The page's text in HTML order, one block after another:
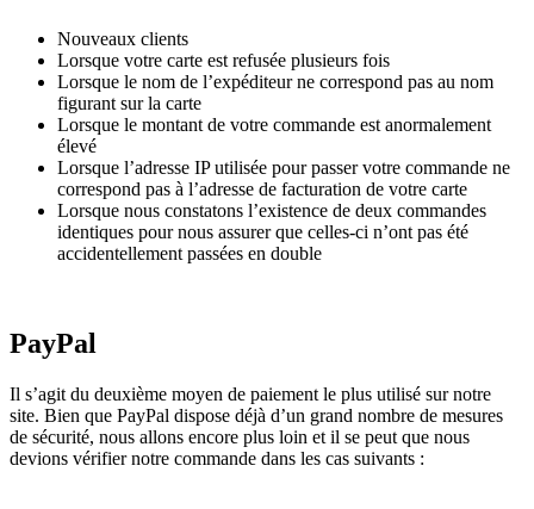
Nouveaux clients
Lorsque votre carte est refusée plusieurs fois
Lorsque le nom de l’expéditeur ne correspond pas au nom
figurant sur la carte
Lorsque le montant de votre commande est anormalement
élevé
Lorsque l’adresse IP utilisée pour passer votre commande ne
correspond pas à l’adresse de facturation de votre carte
Lorsque nous constatons l’existence de deux commandes
identiques pour nous assurer que celles-ci n’ont pas été
accidentellement passées en double
PayPal
Il s’agit du deuxième moyen de paiement le plus utilisé sur notre
site. Bien que PayPal dispose déjà d’un grand nombre de mesures
de sécurité, nous allons encore plus loin et il se peut que nous
devions vérifier notre commande dans les cas suivants :